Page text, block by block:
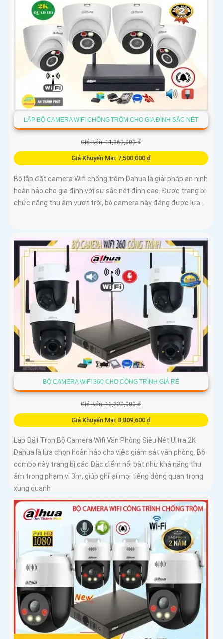
LẮP BỘ CAMERA WIFI CHỐNG TRỘM CHO GIA ĐÌNH SẮC NÉT
Giá Bán: 11,360,000 ₫
Giá Khuyến Mại: 7,500,000 ₫
Bộ lắp đặt camera Wifi chống trộm Dahua là giải pháp an ninh
hoàn hảo cho gia đình với sự sắc nét đỉnh cao. Được trang bị
chức năng thu âm vượt trội, bộ camera này đáng được lựa...
BỘ CAMERA WIFI 360 CHO CÔNG TRÌNH GIÁ RẺ
Giá Bán: 13,220,000 ₫
Giá Khuyến Mại: 8,809,600 ₫
Lắp Đặt Trọn Bộ Camera Wifi Văn Phòng Siêu Nét Ultra 2K
Dahua là lựa chọn hoàn hảo cho việc giám sát văn phòng. Bộ
combo này trang bị các Đặc điểm nổi bật như khả năng thu
âm trong phạm vi 3m, giúp ghi lại mọi tiếng động quan trọng
xung quanh